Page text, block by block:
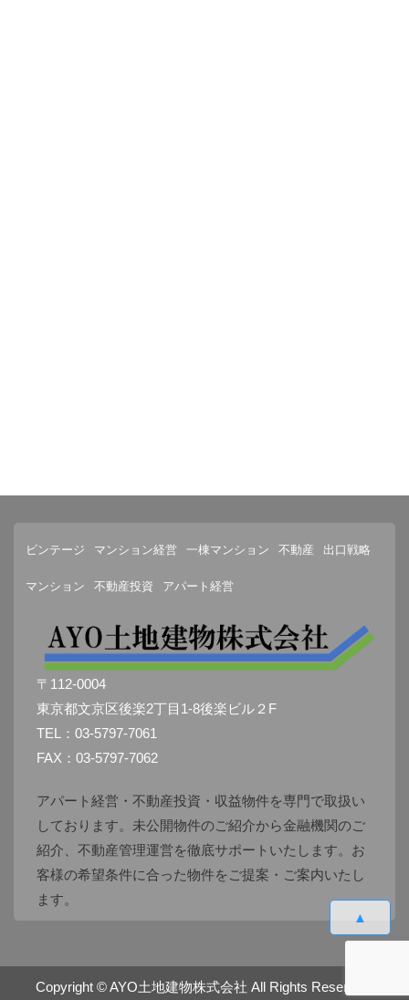
▲
ビンテージ マンション経営 一棟マンション 不動産 出口戦略
マンション 不動産投資 アパート経営
〒112-0004
東京都文京区後楽2丁目1-8後楽ビル２F
TEL：03-5797-7061
FAX：03-5797-7062
アパート経営・不動産投資・収益物件を専門で取扱い
しております。未公開物件のご紹介から金融機関のご
紹介、不動産管理運営を徹底サポートいたします。お
客様の希望条件に合った物件をご提案・ご案内いたし
ます。
Copyright ©AYO土地建物株式会社 All Rights Reserved.